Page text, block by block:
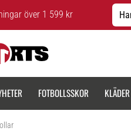
över 1 599 kr
FOTBOLLSSKOR KLÄDER